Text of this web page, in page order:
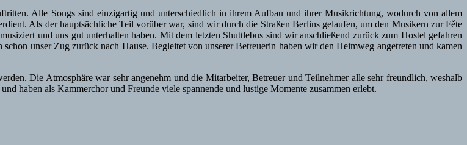
Alle Songs sind einzigartig und unterschiedlich in ihrem Aufbau und ihrer Musikrichtung, wodurch von allem
Als der hauptsächliche Teil vorüber war, sind wir durch die Straßen Berlins gelaufen, um den Musikern zur Fěte
und uns gut unterhalten haben. Mit dem letzten Shuttlebus sind wir anschließend zurück zum Hostel gefahren
unser Zug zurück nach Hause. Begleitet von unserer Betreuerin haben wir den Heimweg angetreten und kamen
Die Atmosphäre war sehr angenehm und die Mitarbeiter, Betreuer und Teilnehmer alle sehr freundlich, weshalb
haben als Kammerchor und Freunde viele spannende und lustige Momente zusammen erlebt.